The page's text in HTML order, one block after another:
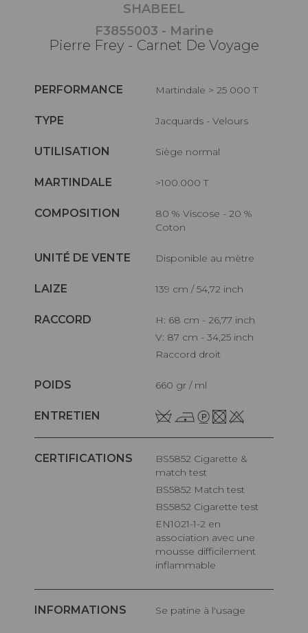
SHABEEL
F3855003 - Marine
Pierre Frey - Carnet De Voyage
PERFORMANCE Martindale > 25 000 T
TYPE Jacquards - Velours
UTILISATION Siège normal
MARTINDALE >100.000 T
COMPOSITION
80 % Viscose - 20 %
Coton
UNITÉ DE VENTE Disponible au mètre
LAIZE 139 cm / 54,72 inch
RACCORD
H: 68 cm - 26,77 inch
V: 87 cm - 34,25 inch
Raccord droit
POIDS 660 gr / ml
ENTRETIEN
CERTIFICATIONS
BS5852 Cigarette &
match test
BS5852 Match test
BS5852 Cigarette test
EN1021-1-2 en
association avec une
mousse difficilement
inflammable
INFORMATIONS Se patine à l'usage